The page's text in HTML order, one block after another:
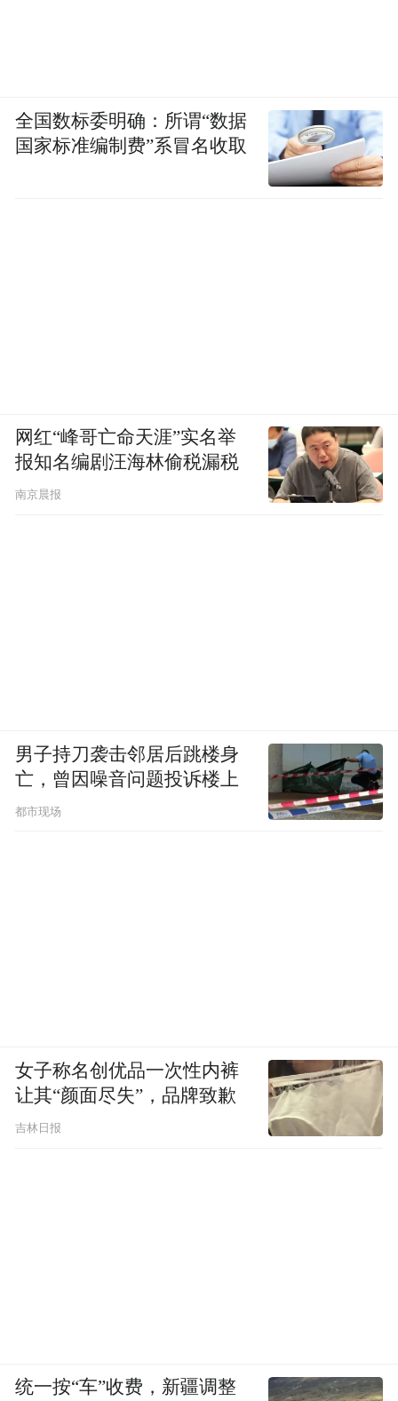
全国数标委明确：所谓“数据
国家标准编制费”系冒名收取
网红“峰哥亡命天涯”实名举
报知名编剧汪海林偷税漏税
南京晨报
男子持刀袭击邻居后跳楼身
亡，曾因噪音问题投诉楼上
都市现场
女子称名创优品一次性内裤
让其“颜面尽失”，品牌致歉
吉林日报
统一按“车”收费，新疆调整